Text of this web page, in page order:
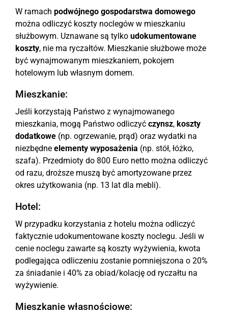
W ramach podwójnego gospodarstwa domowego
można odliczyć koszty noclegów w mieszkaniu
służbowym. Uznawane są tylko udokumentowane
koszty, nie ma ryczałtów. Mieszkanie służbowe może
być wynajmowanym mieszkaniem, pokojem
hotelowym lub własnym domem.
Mieszkanie:
Jeśli korzystają Państwo z wynajmowanego
mieszkania, mogą Państwo odliczyć czynsz, koszty
dodatkowe (np. ogrzewanie, prąd) oraz wydatki na
niezbędne elementy wyposażenia (np. stół, łóżko,
szafa). Przedmioty do 800 Euro netto można odliczyć
od razu, droższe muszą być amortyzowane przez
okres użytkowania (np. 13 lat dla mebli).
Hotel:
W przypadku korzystania z hotelu można odliczyć
faktycznie udokumentowane koszty noclegu. Jeśli w
cenie noclegu zawarte są koszty wyżywienia, kwota
podlegająca odliczeniu zostanie pomniejszona o 20%
za śniadanie i 40% za obiad/kolację od ryczałtu na
wyżywienie.
Mieszkanie własnościowe: